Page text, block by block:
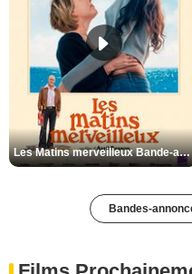
Les Matins merveilleux Bande-annonce VF
Bandes-